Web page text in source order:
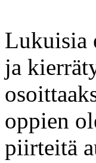
Lukuisia
ja
oppien
piirteitä